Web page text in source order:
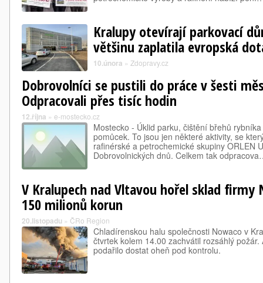
Kralupy otevírají parkovací
většinu zaplatila evropská
10.února » Zdopravy.cz
Dobrovolníci se pustili do práce v šesti
Odpracovali přes tisíc hodin
12.října » e-mostecko.cz
Mostecko - Úklid parku, čištění břehů
pomůcek. To jsou jen některé aktivity, se
rafinérské a petrochemické skupiny ORLEN
Dobrovolnických dnů. Celkem tak
V Kralupech nad Vltavou hořel sklad firmy
150 milionů korun
20.listopadu » ČRo Region
Chladírenskou halu společnosti Nowaco v
čtvrtek kolem 14.00 zachvátil rozsáhlý
podařilo dostat oheň pod kontrolu.